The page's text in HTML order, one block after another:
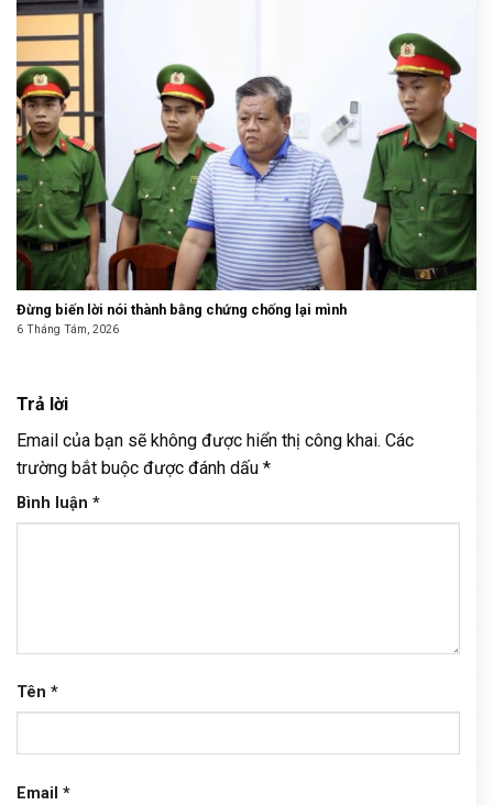
Đừng biến lời nói thành bằng chứng chống lại mình
6 Tháng Tám, 2026
Trả lời
Email của bạn sẽ không được hiển thị công khai. Các
trường bắt buộc được đánh dấu *
Bình luận *
Tên *
Email *